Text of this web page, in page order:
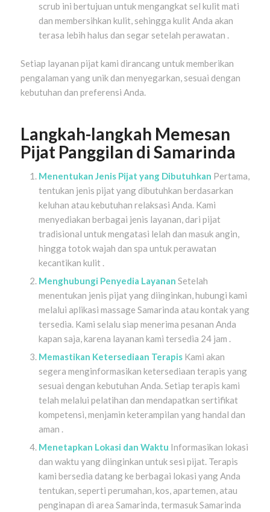
scrub ini bertujuan untuk mengangkat sel kulit mati
dan membersihkan kulit, sehingga kulit Anda akan
terasa lebih halus dan segar setelah perawatan .
Setiap layanan pijat kami dirancang untuk memberikan
pengalaman yang unik dan menyegarkan, sesuai dengan
kebutuhan dan preferensi Anda.
Langkah-langkah Memesan
Pijat Panggilan di Samarinda
Menentukan Jenis Pijat yang Dibutuhkan Pertama,
tentukan jenis pijat yang dibutuhkan berdasarkan
keluhan atau kebutuhan relaksasi Anda. Kami
menyediakan berbagai jenis layanan, dari pijat
tradisional untuk mengatasi lelah dan masuk angin,
hingga totok wajah dan spa untuk perawatan
kecantikan kulit .
Menghubungi Penyedia Layanan Setelah
menentukan jenis pijat yang diinginkan, hubungi kami
melalui aplikasi massage Samarinda atau kontak yang
tersedia. Kami selalu siap menerima pesanan Anda
kapan saja, karena layanan kami tersedia 24 jam .
Memastikan Ketersediaan TerapisKami akan
segera menginformasikan ketersediaan terapis yang
sesuai dengan kebutuhan Anda. Setiap terapis kami
telah melalui pelatihan dan mendapatkan sertifikat
kompetensi, menjamin keterampilan yang handal dan
aman .
Menetapkan Lokasi dan Waktu Informasikan lokasi
dan waktu yang diinginkan untuk sesi pijat. Terapis
kami bersedia datang ke berbagai lokasi yang Anda
tentukan, seperti perumahan, kos, apartemen, atau
penginapan di area Samarinda, termasuk Samarinda